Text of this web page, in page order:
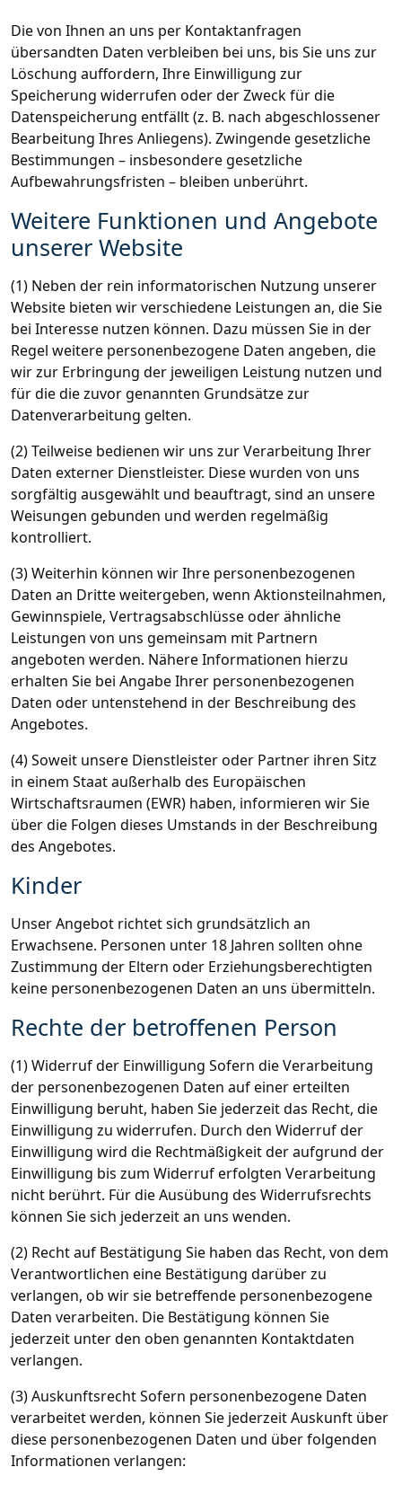
Die von Ihnen an uns per Kontaktanfragen
übersandten Daten verbleiben bei uns, bis Sie uns zur
Löschung auffordern, Ihre Einwilligung zur
Speicherung widerrufen oder der Zweck für die
Datenspeicherung entfällt (z. B. nach abgeschlossener
Bearbeitung Ihres Anliegens). Zwingende gesetzliche
Bestimmungen – insbesondere gesetzliche
Aufbewahrungsfristen – bleiben unberührt.
Weitere Funktionen und Angebote
unserer Website
(1) Neben der rein informatorischen Nutzung unserer
Website bieten wir verschiedene Leistungen an, die Sie
bei Interesse nutzen können. Dazu müssen Sie in der
Regel weitere personenbezogene Daten angeben, die
wir zur Erbringung der jeweiligen Leistung nutzen und
für die die zuvor genannten Grundsätze zur
Datenverarbeitung gelten.
(2) Teilweise bedienen wir uns zur Verarbeitung Ihrer
Daten externer Dienstleister. Diese wurden von uns
sorgfältig ausgewählt und beauftragt, sind an unsere
Weisungen gebunden und werden regelmäßig
kontrolliert.
(3) Weiterhin können wir Ihre personenbezogenen
Daten an Dritte weitergeben, wenn Aktionsteilnahmen,
Gewinnspiele, Vertragsabschlüsse oder ähnliche
Leistungen von uns gemeinsam mit Partnern
angeboten werden. Nähere Informationen hierzu
erhalten Sie bei Angabe Ihrer personenbezogenen
Daten oder untenstehend in der Beschreibung des
Angebotes.
(4) Soweit unsere Dienstleister oder Partner ihren Sitz
in einem Staat außerhalb des Europäischen
Wirtschaftsraumen (EWR) haben, informieren wir Sie
über die Folgen dieses Umstands in der Beschreibung
des Angebotes.
Kinder
Unser Angebot richtet sich grundsätzlich an
Erwachsene. Personen unter 18 Jahren sollten ohne
Zustimmung der Eltern oder Erziehungsberechtigten
keine personenbezogenen Daten an uns übermitteln.
Rechte der betroffenen Person
(1) Widerruf der Einwilligung Sofern die Verarbeitung
der personenbezogenen Daten auf einer erteilten
Einwilligung beruht, haben Sie jederzeit das Recht, die
Einwilligung zu widerrufen. Durch den Widerruf der
Einwilligung wird die Rechtmäßigkeit der aufgrund der
Einwilligung bis zum Widerruf erfolgten Verarbeitung
nicht berührt. Für die Ausübung des Widerrufsrechts
können Sie sich jederzeit an uns wenden.
(2) Recht auf Bestätigung Sie haben das Recht, von dem
Verantwortlichen eine Bestätigung darüber zu
verlangen, ob wir sie betreffende personenbezogene
Daten verarbeiten. Die Bestätigung können Sie
jederzeit unter den oben genannten Kontaktdaten
verlangen.
(3) Auskunftsrecht Sofern personenbezogene Daten
verarbeitet werden, können Sie jederzeit Auskunft über
diese personenbezogenen Daten und über folgenden
Informationen verlangen: